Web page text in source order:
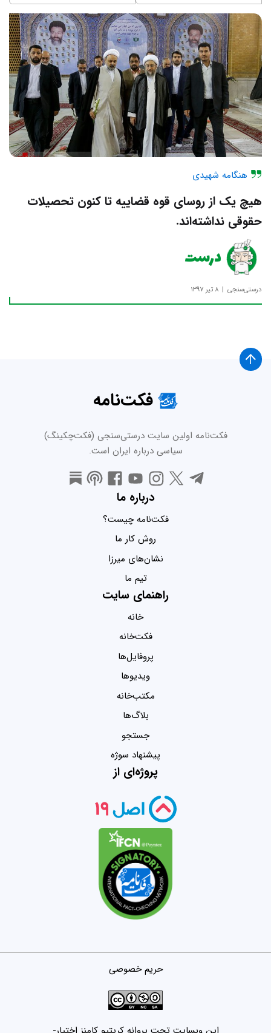
هنگامه شهیدی
هیچ یک از روسای قوه قضاییه تا کنون تحصیلات
حقوقی نداشته‌اند.
درست
درستی‌سنجی ۸ تیر ۱۳۹۷
فکت‌نامه
فکت‌نامه اولین سایت درستی‌سنجی (فکت‌چکینگ)
سیاسی درباره ایران است.
درباره ما
فکت‌نامه چیست؟
روش کار ما
نشان‌های میرزا
تیم ما
راهنمای سایت
خانه
فکت‌خانه
پروفایل‌ها
ویدیو‌ها
مکتب‌خانه
بلاگ‌ها
جستجو
پیشنهاد سوژه
پروژه‌ای از
حریم خصوصی